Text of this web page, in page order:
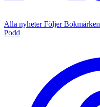
Alla nyheterFöljerBokmärken
Podd